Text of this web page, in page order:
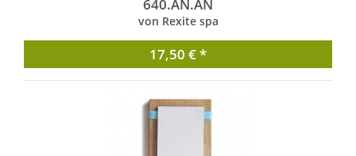
640.AN.AN
von Rexite spa
17,50 € *